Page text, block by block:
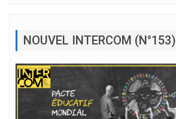
NOUVEL INTERCOM (N°153)